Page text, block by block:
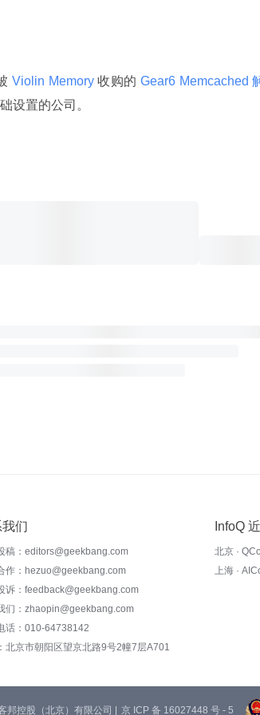
Violin Memory 收购的 Gear6 Memcached
设置的公司。
们
稿：editors@geekbang.com
作：hezuo@geekbang.com
诉：feedback@geekbang.com
们：zhaopin@geekbang.com
话：010-64738142
北京市朝阳区望京北路9号2幢7层A701
InfoQ
北京 ·
上海 ·
控股（北京）有限公司 | 京 ICP 备 16027448 号 - 5